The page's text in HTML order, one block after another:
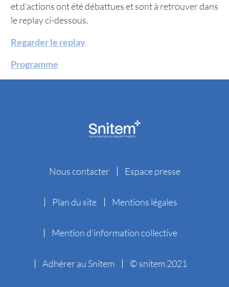
et d’actions ont été débattues et sont à retrouver dans
le replay ci-dessous.
Regarder le replay
Programme
Nous contacter Espace presse
Plan du site Mentions légales
Mention d’information collective
Adhérer au Snitem © snitem 2021